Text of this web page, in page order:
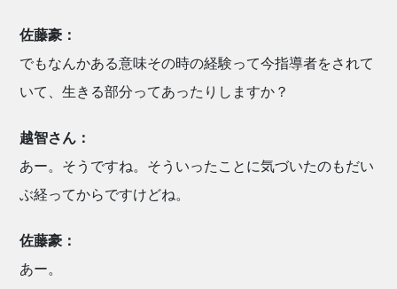
佐藤豪：
でもなんかある意味その時の経験って今指導者をされて
いて、生きる部分ってあったりしますか？
越智さん：
あー。そうですね。そういったことに気づいたのもだい
ぶ経ってからですけどね。
佐藤豪：
あー。